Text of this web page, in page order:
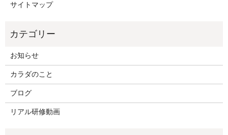
サイトマップ
お知らせ
カラダのこと
ブログ
リアル研修動画